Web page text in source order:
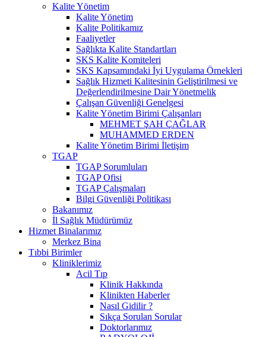
Kalite Yönetim
Kalite Yönetim
Kalite Politikamız
Faaliyetler
Sağlıkta Kalite Standartları
SKS Kalite Komiteleri
SKS Kapsamındaki İyi Uygulama Örnekleri
Sağlık Hizmeti Kalitesinin Geliştirilmesi ve
Değerlendirilmesine Dair Yönetmelik
Çalışan Güvenliği Genelgesi
Kalite Yönetim Birimi Çalışanları
MEHMET ŞAH ÇAĞLAR
MUHAMMED ERDEN
Kalite Yönetim Birimi İletişim
TGAP
TGAP Sorumluları
TGAP Ofisi
TGAP Çalışmaları
Bilgi Güvenliği Politikası
Bakanımız
İl Sağlık Müdürümüz
Hizmet Binalarımız
Merkez Bina
Tıbbi Birimler
Kliniklerimiz
Acil Tıp
Klinik Hakkında
Klinikten Haberler
Nasıl Gidilir ?
Sıkça Sorulan Sorular
Doktorlarımız